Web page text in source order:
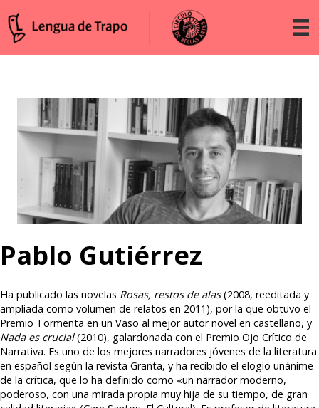
Pablo Gutiérrez
Ha publicado las novelas Rosas, restos de alas(2008, reeditada y
ampliada como volumen de relatos en 2011), por la que obtuvo el
Premio Tormenta en un Vaso al mejor autor novel en castellano, y
Nada es crucial(2010), galardonada con el Premio Ojo Crítico de
Narrativa. Es uno de los mejores narradores jóvenes de la literatura
en español según la revista Granta, y ha recibido el elogio unánime
de la crítica, que lo ha definido como «un narrador moderno,
poderoso, con una mirada propia muy hija de su tiempo, de gran